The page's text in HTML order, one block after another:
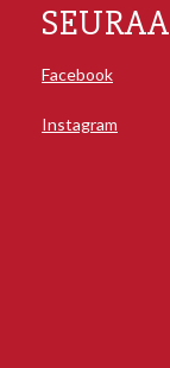
SEURAA
Facebook
Instagram